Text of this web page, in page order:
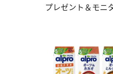
プレゼント＆モニ